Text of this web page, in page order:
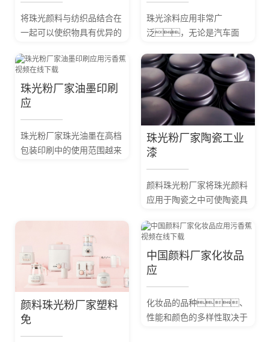
将珠光颜料与纺织品结合在
一起可以使织物具有优异的
珠光颜料加人到印花色浆
品上经过后处理可以...
珠光涂料应用非常广
泛，无论是汽车面
件、建筑材料、家
用电器等均会采用涂料加以
色彩修饰同时达到一定的保
护作用。
珠光粉厂家油墨印刷
应
珠光粉厂家珠光油墨在高档
包装印刷中的使用范围越来
珠光粉厂家陶瓷工业
漆
颜料珠光粉厂家将珠光颜料
应用于陶瓷之中可使陶瓷具
其它生产和日常生活中也有
造古铜色外貌、...
颜料珠光粉厂家塑料
免
中国颜料厂家化妆品
应
化妆品的品种、
性能和颜色的多样性取决于